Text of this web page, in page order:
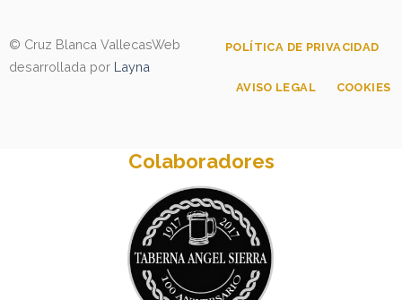
© Cruz Blanca VallecasWeb
desarrollada por Layna
POLÍTICA DE PRIVACIDAD
AVISO LEGAL COOKIES
Colaboradores